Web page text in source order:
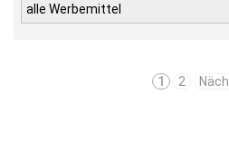
alle Werbemittel
1 2